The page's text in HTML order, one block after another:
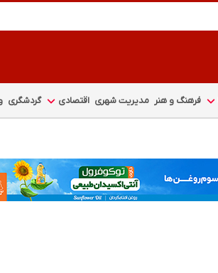
فرهنگ و هنر مدیریت شهری اقتصادی گردشگری